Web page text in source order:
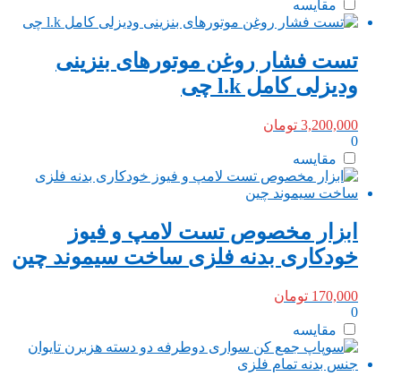
مقایسه
تست فشار روغن موتورهای بنزینی
ودیزلی کامل l.k چی
3,200,000 تومان
0
مقایسه
ابزار مخصوص تست لامپ و‌ فیوز
خودکاری بدنه فلزی ساخت سیموند چین
170,000 تومان
0
مقایسه